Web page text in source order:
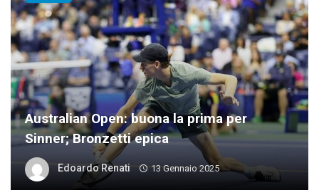
Australian Open: buona la prima per
Sinner; Bronzetti epica
Edoardo Renati 13 Gennaio 2025